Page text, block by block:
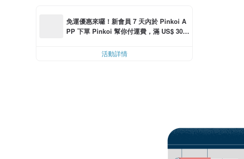
免運優惠來囉！新會員 7 天內於 Pinkoi A
PP 下單 Pinkoi 幫你付運費，滿 US$ 30.0
活動詳情